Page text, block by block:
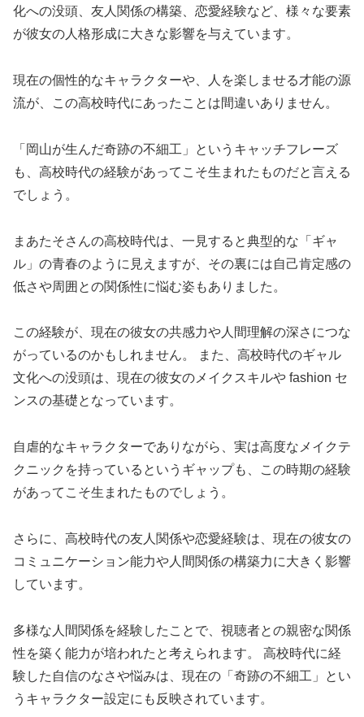
化への没頭、友人関係の構築、恋愛経験など、様々な要素
が彼女の人格形成に大きな影響を与えています。
現在の個性的なキャラクターや、人を楽しませる才能の源
流が、この高校時代にあったことは間違いありません。
「岡山が生んだ奇跡の不細工」というキャッチフレーズ
も、高校時代の経験があってこそ生まれたものだと言える
でしょう。
まあたそさんの高校時代は、一見すると典型的な「ギャ
ル」の青春のように見えますが、その裏には自己肯定感の
低さや周囲との関係性に悩む姿もありました。
この経験が、現在の彼女の共感力や人間理解の深さにつな
がっているのかもしれません。 また、高校時代のギャル
文化への没頭は、現在の彼女のメイクスキルや fashion セ
ンスの基礎となっています。
自虐的なキャラクターでありながら、実は高度なメイクテ
クニックを持っているというギャップも、この時期の経験
があってこそ生まれたものでしょう。
さらに、高校時代の友人関係や恋愛経験は、現在の彼女の
コミュニケーション能力や人間関係の構築力に大きく影響
しています。
多様な人間関係を経験したことで、視聴者との親密な関係
性を築く能力が培われたと考えられます。 高校時代に経
験した自信のなさや悩みは、現在の「奇跡の不細工」とい
うキャラクター設定にも反映されています。